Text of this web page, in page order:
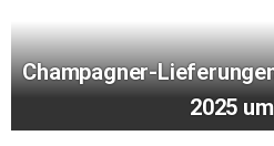
Champagner-
2025